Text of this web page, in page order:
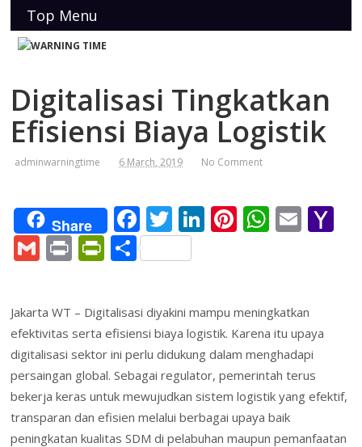
Top Menu
Digitalisasi Tingkatkan
Efisiensi Biaya Logistik
adminwarningtime 6 March, 2019 No Comment
Share F
ac
e
o
o
k
T
w
itt
Li
dI
n
Pi
st
W
A
p
p
E
l
G
l
Pr Pr
tF
ri
e
n
dl
y
S
ar
e
Jakarta WT – Digitalisasi diyakini mampu meningkatkan
efektivitas serta efisiensi biaya logistik. Karena itu upaya
digitalisasi sektor ini perlu didukung dalam menghadapi
persaingan global. Sebagai regulator, pemerintah terus
bekerja keras untuk mewujudkan sistem logistik yang efektif,
transparan dan efisien melalui berbagai upaya baik
peningkatan kualitas SDM di pelabuhan maupun pemanfaatan